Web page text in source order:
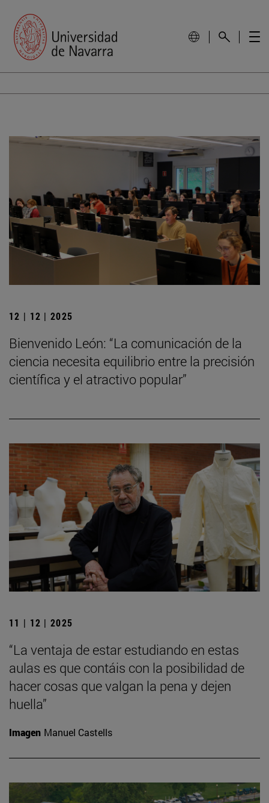
12 | 12 | 2025
Bienvenido León: “La comunicación de la
ciencia necesita equilibrio entre la precisión
científica y el atractivo popular”
11 | 12 | 2025
“La ventaja de estar estudiando en estas
aulas es que contáis con la posibilidad de
hacer cosas que valgan la pena y dejen
huella”
Imagen Manuel Castells